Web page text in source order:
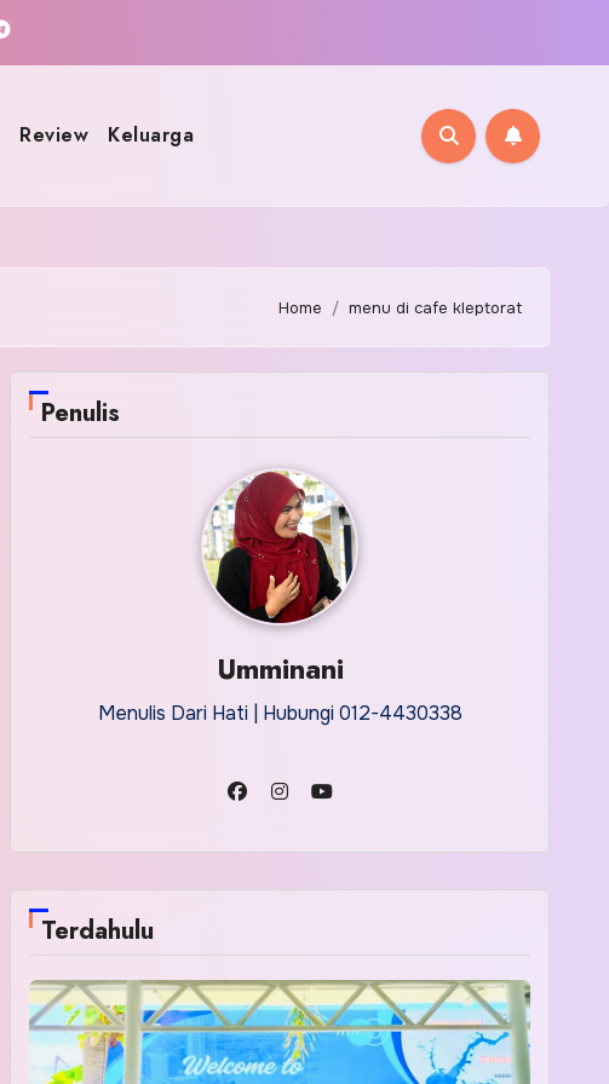
Review Keluarga
Home menu di cafe kleptorat
Penulis
Umminani
Menulis Dari Hati | Hubungi 012-4430338
Terdahulu